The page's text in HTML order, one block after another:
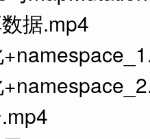
据.mp4